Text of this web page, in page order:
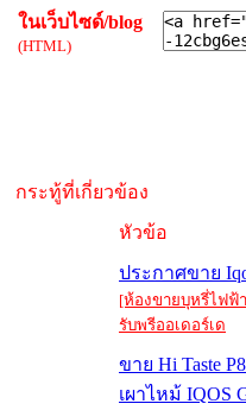
ในเว็บไซด์/blog
(HTML)
กระทู้ที่เกี่ยวข้อง
หัวข้อ
ประกาศขาย
[ห้องขายบุหรี่ไฟฟ้
รับพรีออเดอร์เด
ขาย Hi Taste
เผาไหม้ IQOS